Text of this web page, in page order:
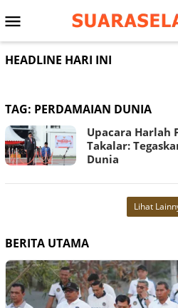
ke
Menu
Mobile
HEADLINE HARI INI
TAG: PERDAMAIAN DUNIA
Upacara Harlah
Takalar:
Dunia
Lihat
BERITA UTAMA